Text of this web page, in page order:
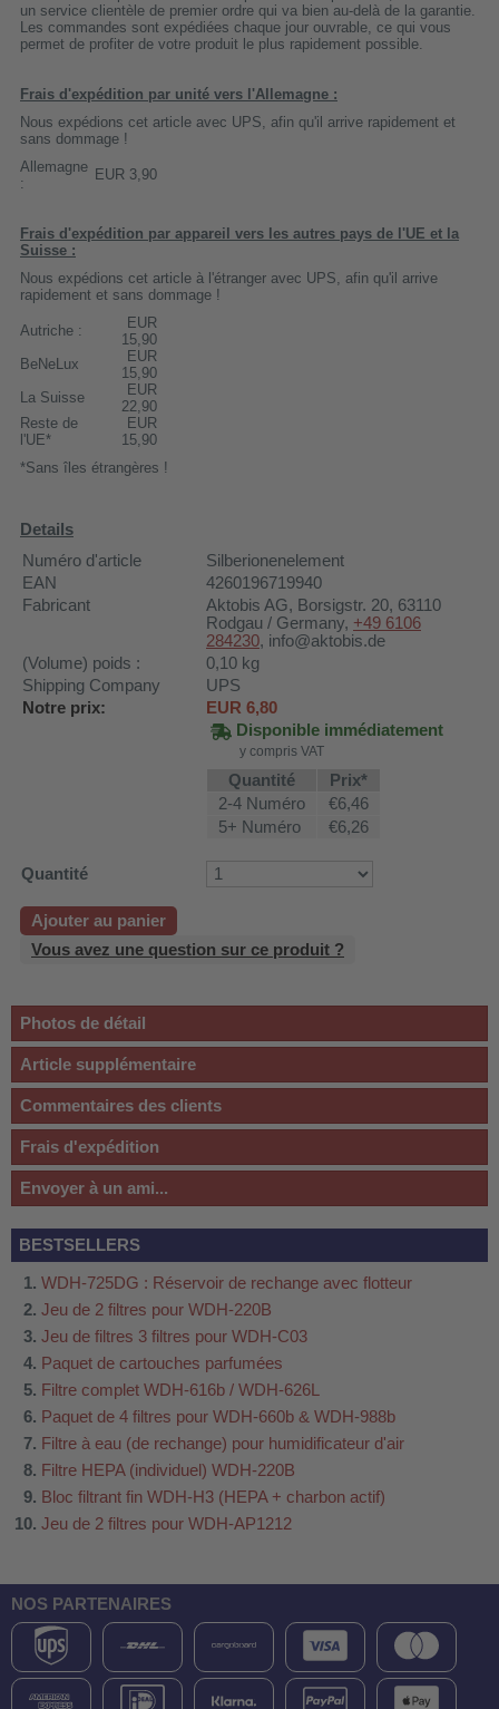
un service clientèle de premier ordre qui va bien au-delà de la garantie.
Les commandes sont expédiées chaque jour ouvrable, ce qui vous
permet de profiter de votre produit le plus rapidement possible.
Frais d'expédition par unité vers l'Allemagne :
Nous expédions cet article avec UPS, afin qu'il arrive rapidement et
sans dommage !
Allemagne
:
EUR 3,90
Frais d'expédition par appareil vers les autres pays de l'UE et la
Suisse :
Nous expédions cet article à l'étranger avec UPS, afin qu'il arrive
rapidement et sans dommage !
Autriche :
EUR
15,90
BeNeLux
EUR
15,90
La Suisse
EUR
22,90
Reste de
l'UE*
EUR
15,90
*Sans îles étrangères !
Details
Numéro d'article
Silberionenelement
EAN
4260196719940
Fabricant
Aktobis AG, Borsigstr. 20, 63110
Rodgau / Germany, +49 6106
284230, info@aktobis.de
(Volume) poids :
0,10 kg
Shipping Company
UPS
Notre prix:
EUR 6,80
Disponible immédiatement
y compris VAT
Quantité
Prix*
2-4 Numéro
€6,46
5+ Numéro
€6,26
Quantité
Ajouter au panier
Vous avez une question sur ce produit ?
Photos de détail
Article supplémentaire
Commentaires des clients
Frais d'expédition
Envoyer à un ami...
BESTSELLERS
WDH-725DG : Réservoir de rechange avec flotteur
Jeu de 2 filtres pour WDH-220B
Jeu de filtres 3 filtres pour WDH-C03
Paquet de cartouches parfumées
Filtre complet WDH-616b / WDH-626L
Paquet de 4 filtres pour WDH-660b & WDH-988b
Filtre à eau (de rechange) pour humidificateur d'air
Filtre HEPA (individuel) WDH-220B
Bloc filtrant fin WDH-H3 (HEPA + charbon actif)
Jeu de 2 filtres pour WDH-AP1212
NOS PARTENAIRES